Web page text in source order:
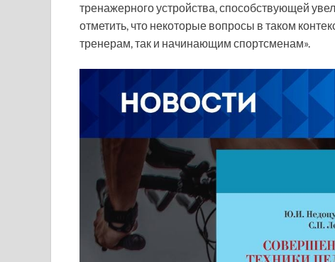
тренажерного устройства, способствующей
отметить, что некоторые вопросы в таком
тренерам, так и начинающим спортсменам».